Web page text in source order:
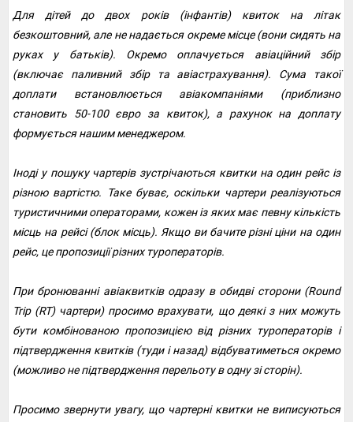
Для дітей до двох років (інфантів) квиток на літак
безкоштовний, але не надається окреме місце (вони сидять на
руках у батьків). Окремо оплачується авіаційний збір
(включає паливний збір та авіастрахування). Сума такої
доплати встановлюється авіакомпаніями (приблизно
становить 50-100 євро за квиток), а рахунок на доплату
формується нашим менеджером.
Іноді у пошуку чартерів зустрічаються квитки на один рейс із
різною вартістю. Таке буває, оскільки чартери реалізуються
туристичними операторами, кожен із яких має певну кількість
місць на рейсі (блок місць). Якщо ви бачите різні ціни на один
рейс, це пропозиції різних туроператорів.
При бронюванні авіаквитків одразу в обидві сторони (Round
Trip (RT) чартери) просимо врахувати, що деякі з них можуть
бути комбінованою пропозицією від різних туроператорів і
підтвердження квитків (туди і назад) відбуватиметься окремо
(можливо не підтвердження перельоту в одну зі сторін).
Просимо звернути увагу, що чартерні квитки не виписуються